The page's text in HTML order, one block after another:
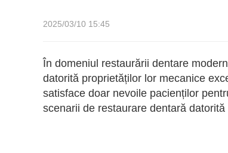
2025/03/10 15:45
În domeniul restaurării dentare
datorită proprietăților lor mecanice
satisface doar nevoile pacienților
scenarii de restaurare dentară